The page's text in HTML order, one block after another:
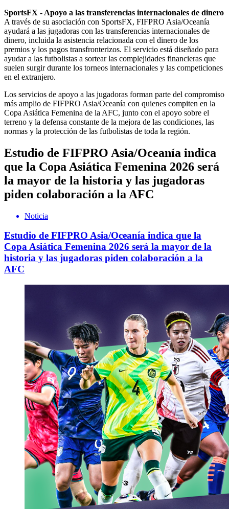
SportsFX - Apoyo a las transferencias internacionales de dinero
A través de su asociación con SportsFX, FIFPRO Asia/Oceanía
ayudará a las jugadoras con las transferencias internacionales de
dinero, incluida la asistencia relacionada con el dinero de los
premios y los pagos transfronterizos. El servicio está diseñado para
ayudar a las futbolistas a sortear las complejidades financieras que
suelen surgir durante los torneos internacionales y las competiciones
en el extranjero.
Los servicios de apoyo a las jugadoras forman parte del compromiso
más amplio de FIFPRO Asia/Oceanía con quienes compiten en la
Copa Asiática Femenina de la AFC, junto con el apoyo sobre el
terreno y la defensa constante de la mejora de las condiciones, las
normas y la protección de las futbolistas de toda la región.
Estudio de FIFPRO Asia/Oceanía indica
que la Copa Asiática Femenina 2026 será
la mayor de la historia y las jugadoras
piden colaboración a la AFC
Noticia
Estudio de FIFPRO Asia/Oceanía indica que la
Copa Asiática Femenina 2026 será la mayor de la
historia y las jugadoras piden colaboración a la
AFC